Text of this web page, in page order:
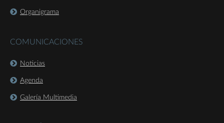
Organigrama
COMUNICACIONES
Noticias
Agenda
Galería Multimedia